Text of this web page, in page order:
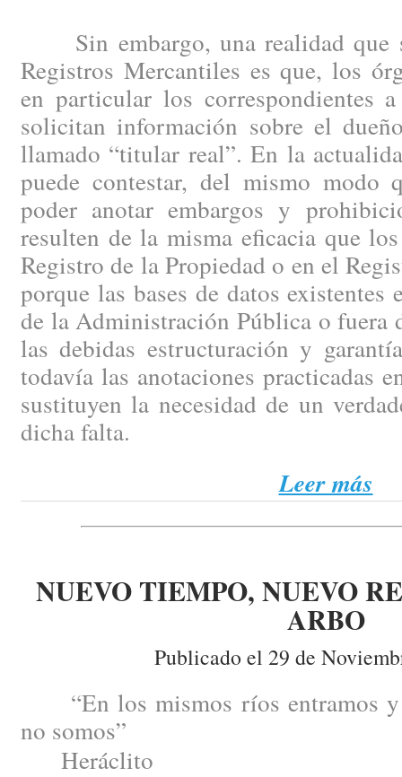
Sin embargo, una realidad que
Registros Mercantiles es que, los
en particular los correspondientes
solicitan información sobre el
llamado “titular real”. En la
puede contestar, del mismo modo
poder anotar embargos y
resulten de la misma eficacia que
Registro de la Propiedad o en el
porque las bases de datos
de la Administración Pública o fuera
las debidas estructuración y
todavía las anotaciones practicadas
sustituyen la necesidad de un
dicha falta.
Leer más
NUEVO TIEMPO, NUEVO
ARBO
Publicado el 29 de
“En los mismos ríos entramos y
no somos”
Heráclito